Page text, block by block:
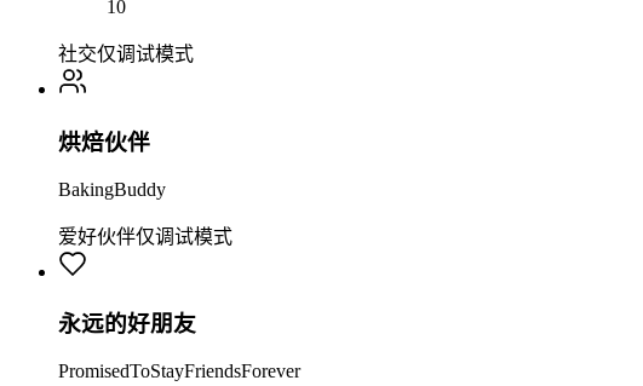
10
社交仅调试模式
烘焙伙伴
BakingBuddy
爱好伙伴仅调试模式
永远的好朋友
PromisedToStayFriendsForever